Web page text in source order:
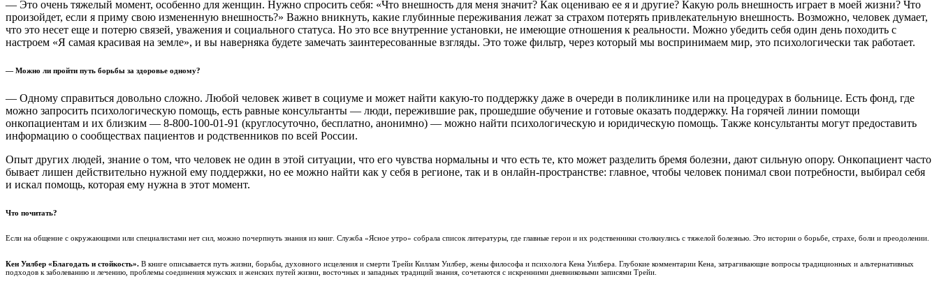
— Это очень тяжелый момент, особенно для женщин. Нужно спросить себя: «Что внешность для меня значит? Как оцениваю ее я и другие? Какую роль внешность играет в моей жизни? Что
произойдет, если я приму свою измененную внешность?» Важно вникнуть, какие глубинные переживания лежат за страхом потерять привлекательную внешность. Возможно, человек думает,
что это несет еще и потерю связей, уважения и социального статуса. Но это все внутренние установки, не имеющие отношения к реальности. Можно убедить себя один день походить с
настроем «Я самая красивая на земле», и вы наверняка будете замечать заинтересованные взгляды. Это тоже фильтр, через который мы воспринимаем мир, это психологически так работает.
— Можно ли пройти путь борьбы за здоровье одному?
— Одному справиться довольно сложно. Любой человек живет в социуме и может найти какую-то поддержку даже в очереди в поликлинике или на процедурах в больнице. Есть фонд, где
можно запросить психологическую помощь, есть равные консультанты — люди, пережившие рак, прошедшие обучение и готовые оказать поддержку. На горячей линии помощи
онкопациентам и их близким — 8-800-100-01-91 (круглосуточно, бесплатно, анонимно) — можно найти психологическую и юридическую помощь. Также консультанты могут предоставить
информацию о сообществах пациентов и родственников по всей России.
Опыт других людей, знание о том, что человек не один в этой ситуации, что его чувства нормальны и что есть те, кто может разделить бремя болезни, дают сильную опору. Онкопациент часто
бывает лишен действительно нужной ему поддержки, но ее можно найти как у себя в регионе, так и в онлайн-пространстве: главное, чтобы человек понимал свои потребности, выбирал себя
и искал помощь, которая ему нужна в этот момент.
Что почитать?
Если на общение с окружающими или специалистами нет сил, можно почерпнуть знания из книг. Служба «Ясное утро» собрала список литературы, где главные герои и их родственники столкнулись с тяжелой болезнью. Это истории о борьбе, страхе, боли и преодолении.
Кен Уилбер «Благодать и стойкость». В книге описывается путь жизни, борьбы, духовного исцеления и смерти Трейи Киллам Уилбер, жены философа и психолога Кена Уилбера. Глубокие комментарии Кена, затрагивающие вопросы традиционных и альтернативных
подходов к заболеванию и лечению, проблемы соединения мужских и женских путей жизни, восточных и западных традиций знания, сочетаются с искренними дневниковыми записями Трейи.